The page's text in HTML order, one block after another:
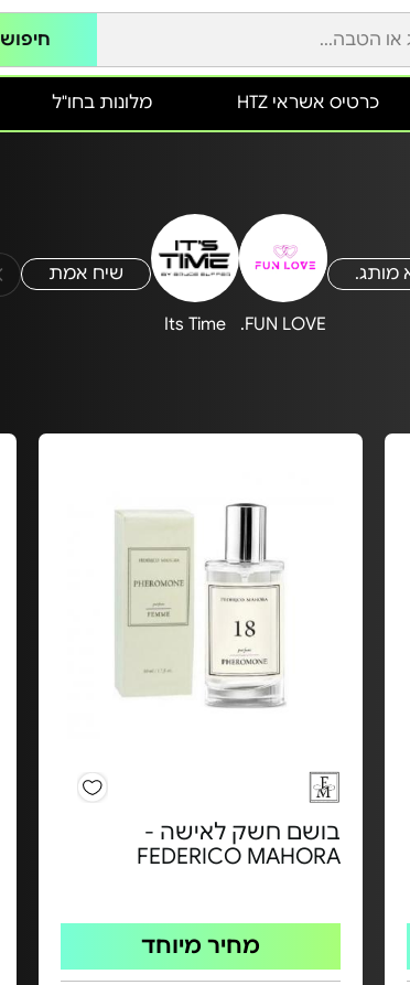
חיפוש
מלונות בחו"ל כרטיס אשראי HTZ
מותג.
FUN LOVE.
Its Time
שיח אמת
בושם חשק לאישה -
FEDERICO MAHORA
מחיר מיוחד